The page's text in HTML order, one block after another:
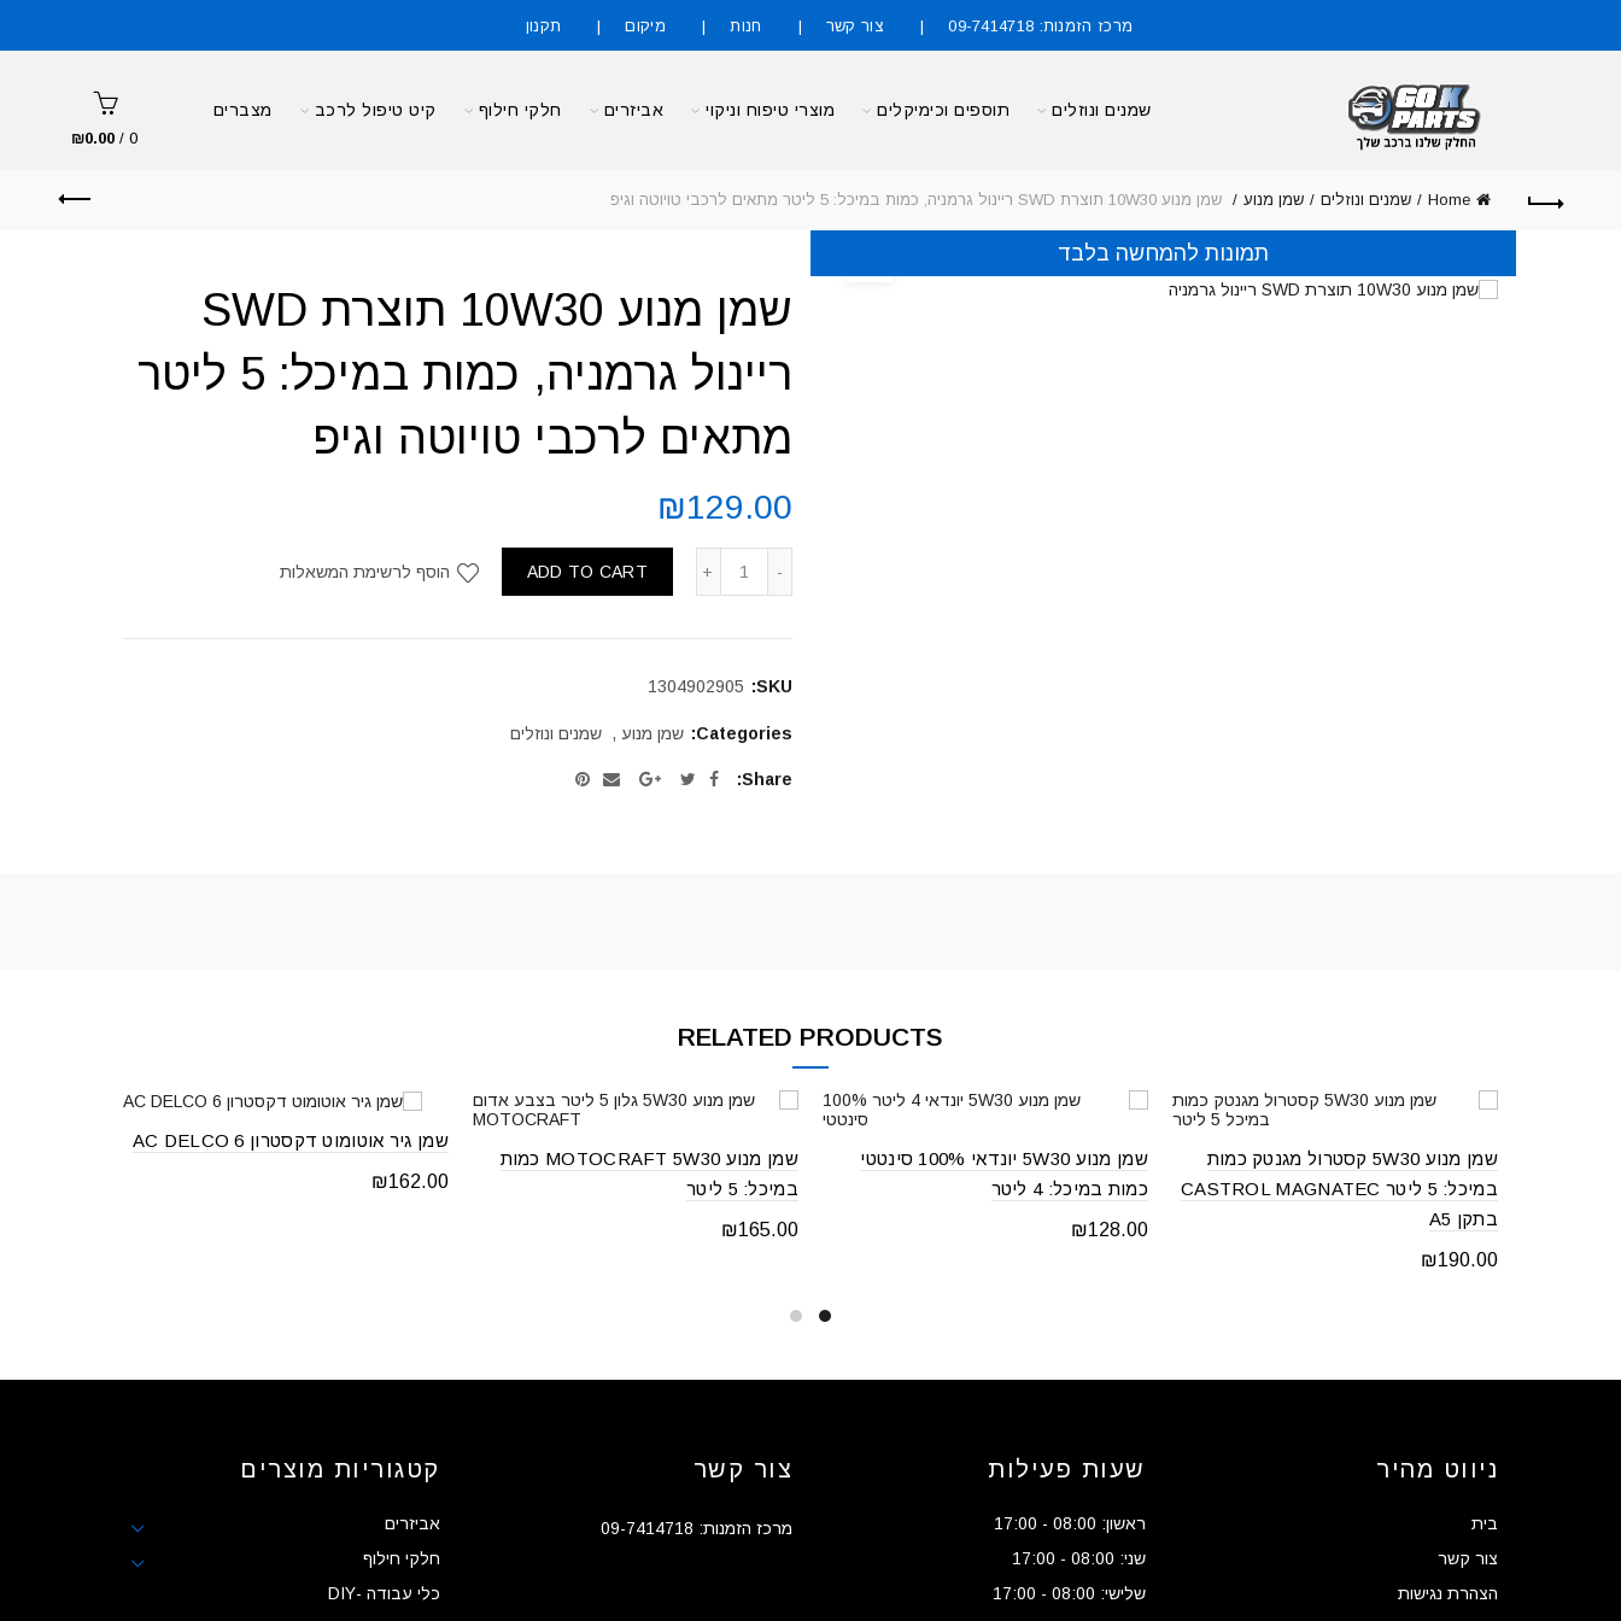
מרכז הזמנות: 09-7414718 צור קשר חנות מיקום תקנון
שמנים ונוזלים תוספים וכימיקלים מוצרי טיפוח וניקוי אביזרים חלקי חילוף קיט טיפול לרכב מצברים
0
/
₪0.00
Home שמנים ונוזלים שמן מנוע שמן מנוע 10W30 תוצרת SWD ריינול גרמניה, כמות במיכל: 5 ליטר מתאים לרכבי טויוטה וגיפ
תמונות להמחשה בלבד
שמן מנוע 10W30 תוצרת SWD
ריינול גרמניה, כמות במיכל: 5 ליטר
מתאים לרכבי טויוטה וגיפ
₪129.00
ADD TO CART הוסף לרשימת המשאלות
SKU:
1304902905
Categories: שמן מנוע , שמנים ונוזלים
Share
RELATED PRODUCTS
שמן מנוע 5W30 קסטרול מגנטק כמות
במיכל: 5 ליטר CASTROL MAGNATEC
בתקן A5
₪190.00
שמן מנוע 5W30 יונדאי 100% סינטטי
כמות במיכל: 4 ליטר
₪128.00
שמן מנוע MOTOCRAFT 5W30 כמות
במיכל: 5 ליטר
₪165.00
שמן גיר אוטומוט דקסטרון 6 AC DELCO
₪162.00
ניווט מהיר
בית
צור קשר
הצהרת נגישות
שעות פעילות
ראשון: 08:00 - 17:00
שני: 08:00 - 17:00
שלישי: 08:00 - 17:00
צור קשר
מרכז הזמנות: 09-7414718
קטגוריות מוצרים
אביזרים
חלקי חילוף
כלי עבודה -DIY